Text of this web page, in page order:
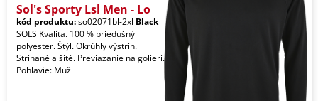
Sol's Sporty Lsl Men - Lo
kód produktu:so02071bl-2xl Black
SOLS Kvalita. 100 % priedušný
polyester. Štýl. Okrúhly výstrih.
Strihané a šité. Previazanie na golieri.
Pohlavie: Muži